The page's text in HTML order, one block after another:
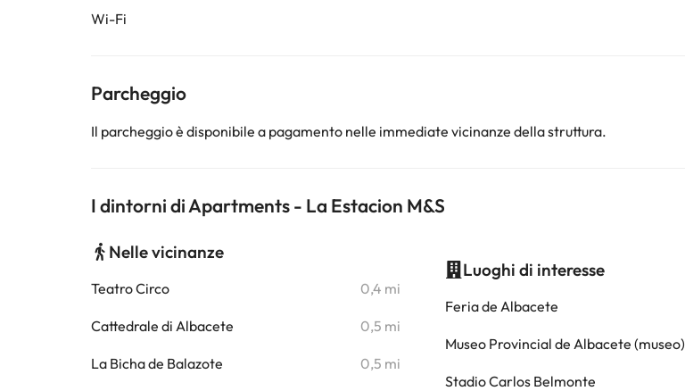
Wi-Fi
Parcheggio
Il parcheggio è disponibile a pagamento nelle immediate vicinanze della struttura.
I dintorni di Apartments - La Estacion M&S
Nelle vicinanze
Teatro Circo 0,4 mi
Cattedrale di Albacete 0,5 mi
La Bicha de Balazote 0,5 mi
Luoghi di interesse
Feria de Albacete
Museo Provincial de Albacete (museo)
Stadio Carlos Belmonte